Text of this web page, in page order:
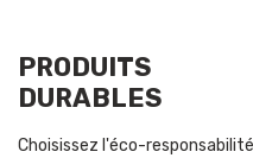
PRODUITS
DURABLES
Choisissez l'éco-